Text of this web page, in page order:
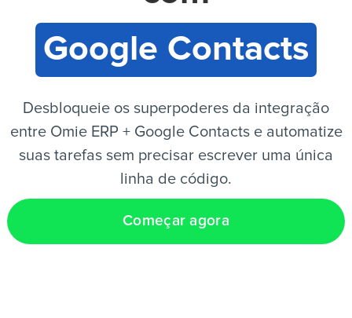
PT
Google Contacts
Desbloqueie os superpoderes da integração
entre Omie ERP + Google Contacts e automatize
suas tarefas sem precisar escrever uma única
linha de código.
Começar agora